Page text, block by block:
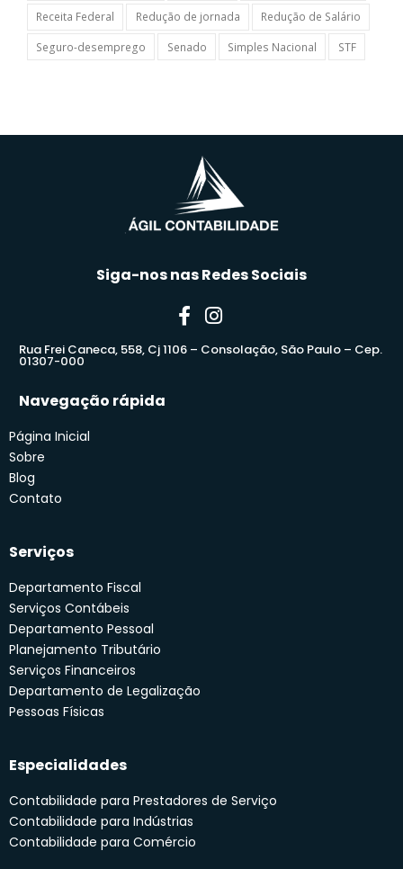
Receita Federal
Redução de jornada
Redução de Salário
Seguro-desemprego
Senado Simples Nacional STF
Siga-nos nas Redes Sociais
Rua Frei Caneca, 558, Cj 1106 – Consolação, São Paulo – Cep.
01307-000
Navegação rápida
Página Inicial
Sobre
Blog
Contato
Serviços
Departamento Fiscal
Serviços Contábeis
Departamento Pessoal
Planejamento Tributário
Serviços Financeiros
Departamento de Legalização
Pessoas Físicas
Especialidades
Contabilidade para Prestadores de Serviço
Contabilidade para Indústrias
Contabilidade para Comércio